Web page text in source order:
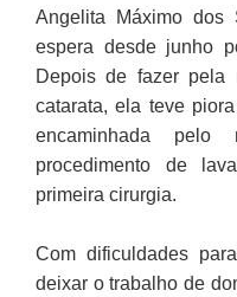
Angelita Máximo dos
espera desde junho
Depois de fazer pela
catarata, ela teve
encaminhada
procedimento de
primeira cirurgia.
Com dificuldades
deixar o trabalho de